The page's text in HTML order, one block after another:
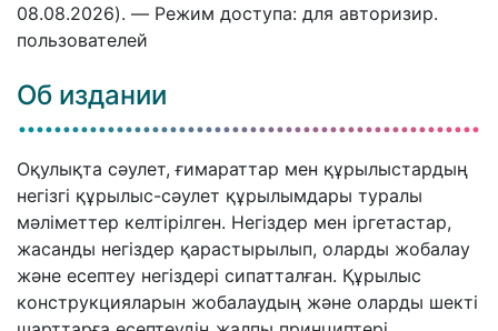
08.08.2026). — Режим доступа: для авторизир.
пользователей
Об издании
Оқулықта сәулет, ғимараттар мен құрылыстардың
негізгі құрылыс-сәулет құрылымдары туралы
мәліметтер келтірілген. Негіздер мен іргетастар,
жасанды негіздер қарастырылып, оларды жобалау
және есептеу негіздері сипатталған. Құрылыс
конструкцияларын жобалаудың және оларды шекті